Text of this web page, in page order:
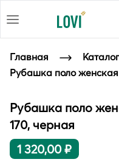
Главная
Каталог
Рубашка поло
Рубашка поло
170, черная
1 320,00 ₽